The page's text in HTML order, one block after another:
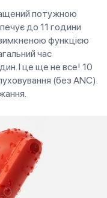
потужною
до 11 години
функцією
час
І це ще не все! 10
(без ANC).